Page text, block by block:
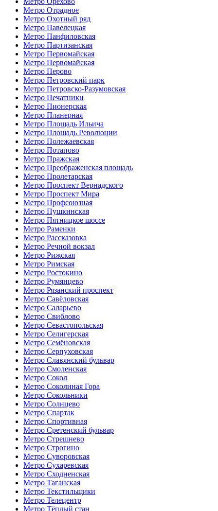
Метро Отрадное
Метро Охотный ряд
Метро Павелецкая
Метро Панфиловская
Метро Партизанская
Метро Первомайская
Метро Первомайская
Метро Перово
Метро Петровский парк
Метро Петровско-Разумовская
Метро Печатники
Метро Пионерская
Метро Планерная
Метро Площадь Ильича
Метро Площадь Революции
Метро Полежаевская
Метро Потапово
Метро Пражская
Метро Преображенская площадь
Метро Пролетарская
Метро Проспект Вернадского
Метро Проспект Мира
Метро Профсоюзная
Метро Пушкинская
Метро Пятницкое шоссе
Метро Раменки
Метро Рассказовка
Метро Речной вокзал
Метро Рижская
Метро Римская
Метро Ростокино
Метро Румянцево
Метро Рязанский проспект
Метро Савёловская
Метро Саларьево
Метро Свиблово
Метро Севастопольская
Метро Селигерская
Метро Семёновская
Метро Серпуховская
Метро Славянский бульвар
Метро Смоленская
Метро Сокол
Метро Соколиная Гора
Метро Сокольники
Метро Солнцево
Метро Спартак
Метро Спортивная
Метро Сретенский бульвар
Метро Стрешнево
Метро Строгино
Метро Суворовская
Метро Сухаревская
Метро Сходненская
Метро Таганская
Метро Текстильщики
Метро Телецентр
Метро Тёплый стан